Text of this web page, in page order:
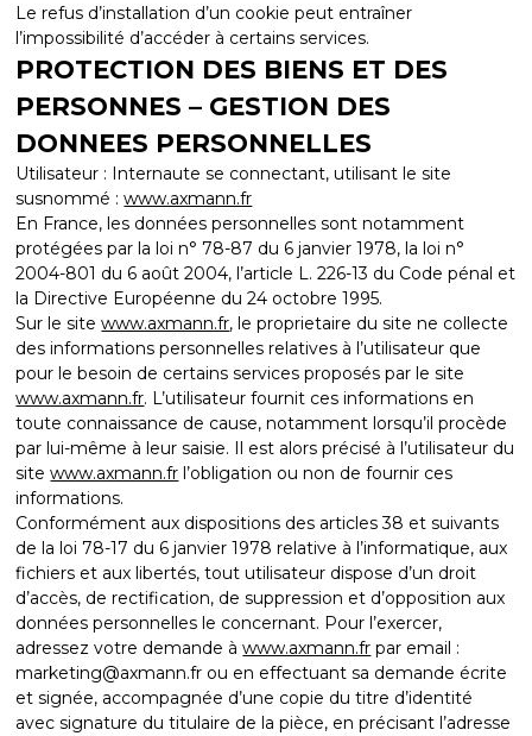
Le refus d’installation d’un cookie peut entraîner
l’impossibilité d’accéder à certains services.
PROTECTION DES BIENS ET DES
PERSONNES – GESTION DES
DONNEES PERSONNELLES
Utilisateur : Internaute se connectant, utilisant le site
susnommé :www.axmann.fr
En France, les données personnelles sont notamment
protégées par la loi n° 78-87 du 6 janvier 1978, la loi n°
2004-801 du 6 août 2004, l’article L. 226-13 du Code pénal et
la Directive Européenne du 24 octobre 1995.
Sur le sitewww.axmann.fr, le proprietaire du site ne collecte
des informations personnelles relatives à l’utilisateur que
pour le besoin de certains services proposés par le site
www.axmann.fr. L’utilisateur fournit ces informations en
toute connaissance de cause, notamment lorsqu’il procède
par lui-même à leur saisie. Il est alors précisé à l’utilisateur du
sitewww.axmann.fr l’obligation ou non de fournir ces
informations.
Conformément aux dispositions des articles 38 et suivants
de la loi 78-17 du 6 janvier 1978 relative à l’informatique, aux
fichiers et aux libertés, tout utilisateur dispose d’un droit
d’accès, de rectification, de suppression et d’opposition aux
données personnelles le concernant. Pour l’exercer,
adressez votre demande àwww.axmann.fr par email :
marketing@axmann.fr ou en effectuant sa demande écrite
et signée, accompagnée d’une copie du titre d’identité
avec signature du titulaire de la pièce, en précisant l’adresse